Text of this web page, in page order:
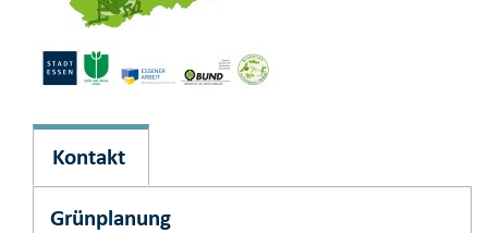
Kontakt
Grünplanung